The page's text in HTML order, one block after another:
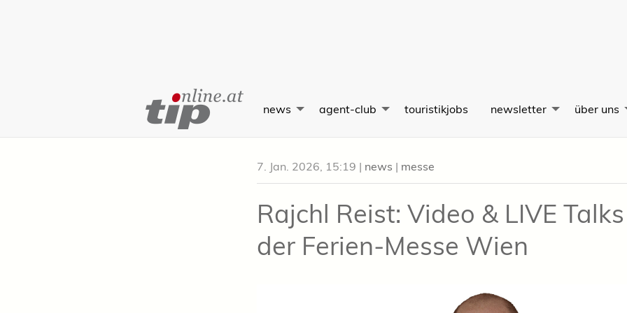
Content
news agent-club touristikjobs newsletter über uns
7. Jan. 2026, 15:19 | news | messe
Rajchl Reist: Video & LIVE
der Ferien-Messe Wien